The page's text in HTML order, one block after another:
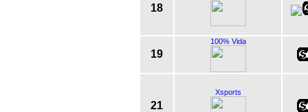
18
19
100% Vida
21
Xsports